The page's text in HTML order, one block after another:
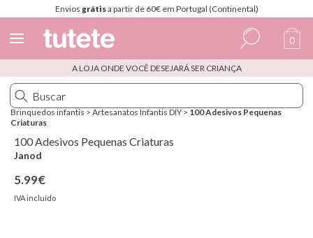
Envios grátisa partir de 60€ em Portugal (Continental)
Espanhol
Italiano
0
A LOJA ONDE VOCÊ DESEJARÁ SER CRIANÇA
Brinquedos infantis > Artesanatos Infantis DIY > 100 Adesivos Pequenas
Criaturas
100 Adesivos Pequenas Criaturas
Janod
5.99€
IVA incluído